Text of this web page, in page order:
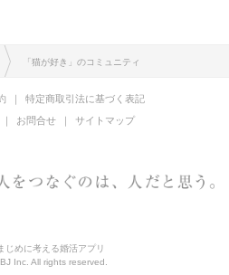
「猫が好き」のコミュニティ
特定商取引法に基づく表記
お問合せ サイトマップ
じめに考える婚活アプリ
Inc. All rights reserved.